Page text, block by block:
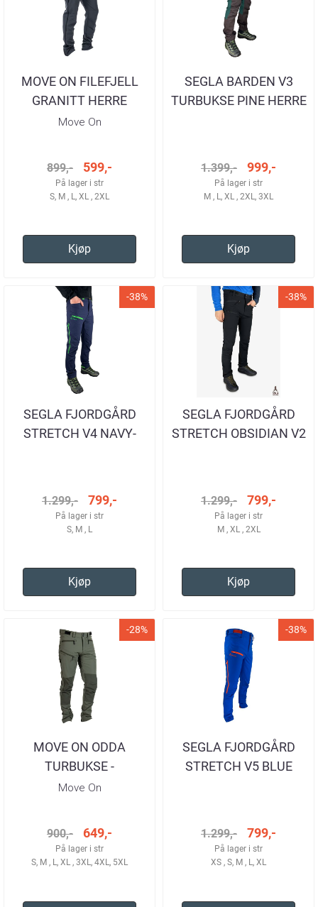
MOVE ON FILEFJELL
GRANITT HERRE
Move On
899,- 599,-
På lager i str
S, M , L, XL , 2XL
Kjøp
SEGLA BARDEN V3
TURBUKSE PINE HERRE
1.399,- 999,-
På lager i str
M , L, XL , 2XL, 3XL
Kjøp
-38%
SEGLA FJORDGÅRD
STRETCH V4 NAVY-
1.299,- 799,-
På lager i str
S, M , L
Kjøp
-38%
SEGLA FJORDGÅRD
STRETCH OBSIDIAN V2
1.299,- 799,-
På lager i str
M , XL , 2XL
Kjøp
-28%
MOVE ON ODDA
TURBUKSE -
BEETLE/DEEP DEPTHS
Move On
900,- 649,-
På lager i str
S, M , L, XL , 3XL, 4XL, 5XL
-38%
SEGLA FJORDGÅRD
STRETCH V5 BLUE
1.299,- 799,-
På lager i str
XS , S, M , L, XL